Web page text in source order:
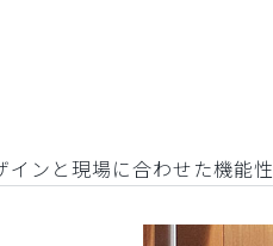
インと現場に合わせた機能性